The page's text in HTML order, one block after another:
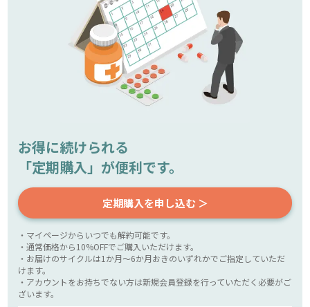
お得に続けられる
「定期購入」が便利です。
定期購入を申し込む ＞
・マイページからいつでも解約可能です。
・通常価格から10%OFFでご購入いただけます。
・お届けのサイクルは1か月～6か月おきのいずれかでご指定していただ
けます。
・アカウントをお持ちでない方は新規会員登録を行っていただく必要がご
ざいます。